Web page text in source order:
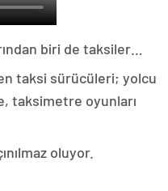
biri de taksiler…
taksi sürücüleri; yolcu
taksimetre oyunları
oluyor.